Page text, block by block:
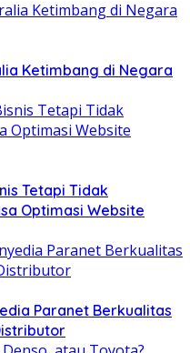
Ketimbang di Negara
Tetapi Tidak
Optimasi Website
Paranet Berkualitas